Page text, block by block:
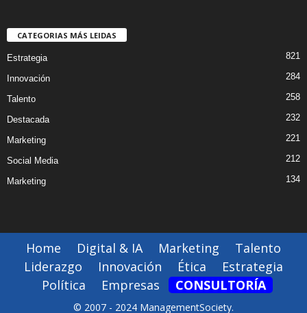
CATEGORIAS MÁS LEIDAS
Estrategia 821
Innovación 284
Talento 258
Destacada 232
Marketing 221
Social Media 212
Marketing 134
Home Digital & IA Marketing
Talento
Liderazgo
Innovación Ética
Estrategia
Política
Empresas CONSULTORÍA
© 2007 - 2024 ManagementSociety.